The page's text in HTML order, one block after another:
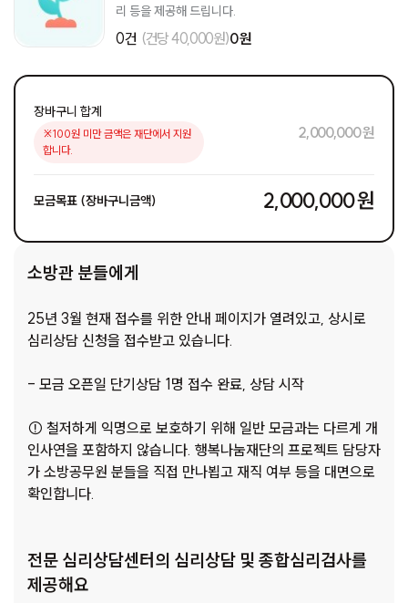
리 등을 제공해 드립니다.
0건 (건당 40,000원)0 원
장바구니 합계
※100원 미만 금액은 재단에서 지원
합니다.
2,000,000 원
모금목표 (장바구니금액) 2,000,000 원
소방관 분들에게
25년 3월 현재 접수를 위한 안내 페이지가 열려있고, 상시로
심리상담 신청을 접수받고 있습니다.
- 모금 오픈일 단기상담 1명 접수 완료, 상담 시작
⚠ 철저하게 익명으로 보호하기 위해 일반 모금과는 다르게 개
인사연을 포함하지 않습니다. 행복나눔재단의 프로젝트 담당자
가 소방공무원 분들을 직접 만나뵙고 재직 여부 등을 대면으로
확인합니다.
전문 심리상담센터의 심리상담 및 종합심리검사를
제공해요